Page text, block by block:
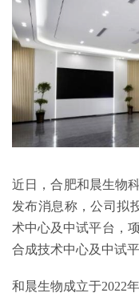
近日，合肥和晨生物
发布消息称，公司拟
术中心及中试平台，
合成技术中心及中试平
和晨生物成立于2022